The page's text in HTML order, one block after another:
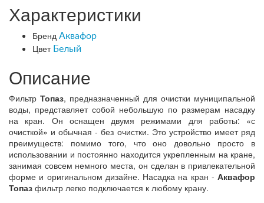
Характеристики
Бренд Аквафор
Цвет Белый
Описание
Фильтр Топаз, предназначенный для очистки муниципальной
воды, представляет собой небольшую по размерам насадку
на кран. Он оснащен двумя режимами для работы: «с
очисткой» и обычная - без очистки. Это устройство имеет ряд
преимуществ: помимо того, что оно довольно просто в
использовании и постоянно находится укрепленным на кране,
занимая совсем немного места, он сделан в привлекательной
форме и оригинальном дизайне. Насадка на кран - Аквафор
Топаз фильтр легко подключается к любому крану.